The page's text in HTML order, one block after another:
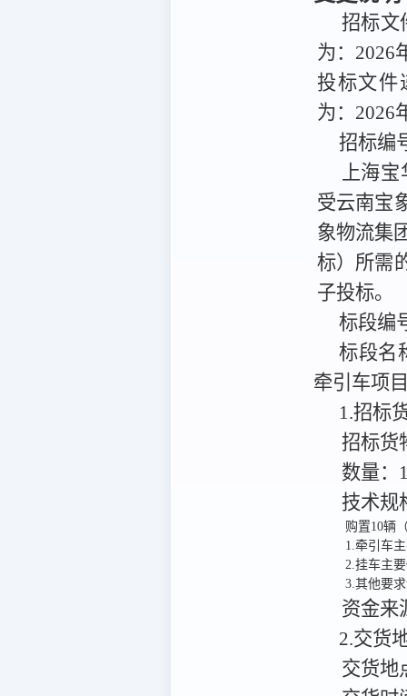
招标文
为：2026
投标文件
为：2026
招标编
上海
受云南宝
象物流集
标） 所需
子投标。
标段编
标段名
牵引车项
1.招标
招标货
数量：
技术规
购置10辆
1.牵引车
2.挂车主
3.其他要
资金来
2.交货
交货地